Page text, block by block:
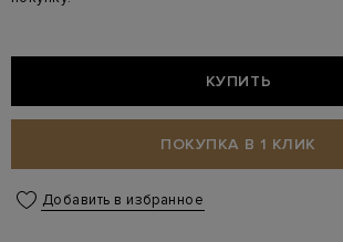
КУПИТЬ
ПОКУПКА В 1 КЛИК
Добавить в избранное